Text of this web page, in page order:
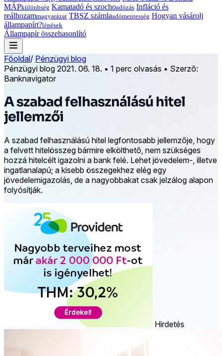
MÁPkülönbség Kamatadó és szochoadózás Infláció és
reálhozammagyarázat TBSZ számlaadómentesség Hogyan vásárolj
állampapírt?lépések
Állampapír összehasonlító
Főoldal/ Pénzügyi blog
Pénzügyi blog 2021. 06. 18. • 1 perc olvasás • Szerző:
Banknavigator
A szabad felhasználású hitel
jellemzői
A szabad felhasználású hitel legfontosabb jellemzője, hogy
a felvett hitelösszeg bármire elkölthető, nem szükséges
hozzá hitelcélt igazolni a bank felé. Lehet jövedelem-, illetve
ingatlanalapú; a kisebb összegekhez elég egy
jövedelemigazolás, de a nagyobbakat csak jelzálog alapon
folyósítják.
Hirdetés